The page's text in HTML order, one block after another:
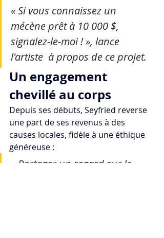
« Si vous connaissez un
mécène prêt à 10 000 $,
signalez-le-moi ! », lance
l'artiste  à propos de ce projet.​​
Un engagement
chevillé au corps
Depuis ses débuts, Seyfried reverse
une part de ses revenus à des
causes locales, fidèle à une éthique
généreuse :
« Partager un regard sur le